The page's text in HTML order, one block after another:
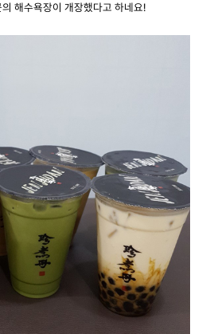
해수욕장이 개장했다고 하네요!